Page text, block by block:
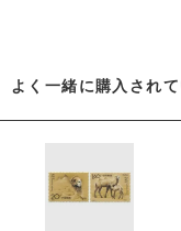
よく一緒に購入され